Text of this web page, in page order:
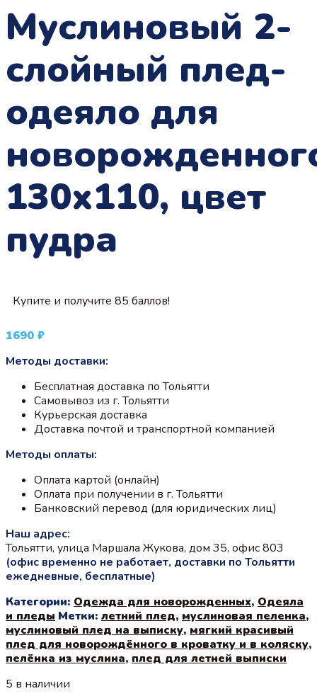
Муслиновый 2-
слойный плед-
одеяло для
130х110, цвет
пудра
Купите и получите 85 баллов!
1690 ₽
Методы доставки:
Бесплатная доставка по Тольятти
Самовывоз из г. Тольятти
Курьерская доставка
Доставка почтой и транспортной компанией
Методы оплаты:
Оплата картой (онлайн)
Оплата при получении в г. Тольятти
Банковский перевод (для юридических лиц)
Наш адрес:
Тольятти, улица Маршала Жукова, дом 35, офис 803
(офис временно не работает, доставки по Тольятти
ежедневные, бесплатные)
Категории: Одежда для новорожденных, Одеяла
и пледы Метки: летний плед, муслиновая пеленка,
муслиновый плед на выписку, мягкий красивый
плед для новорождённого в кроватку и в коляску,
пелёнка из муслина, плед для летней выписки
5 в наличии